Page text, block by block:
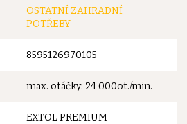
OSTATNÍ ZAHRADNÍ
POTŘEBY
8595126970105
max. otáčky: 24 000ot./min.
EXTOL PREMIUM